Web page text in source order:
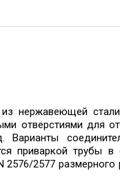
нержавеющей
отверстиями для
приваркой трубы
2577 размерного